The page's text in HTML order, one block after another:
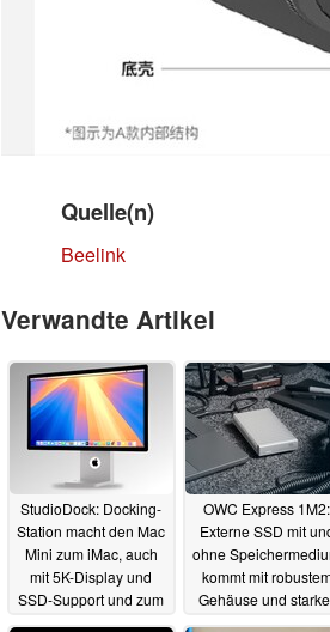
Quelle(n)
Beelink
Verwandte Artikel
StudioDock: Docking-
Station macht den Mac
Mini zum iMac, auch
mit 5K-Display und
SSD-Support und zum
OWC Express 1M2:
Externe SSD mit
ohne
kommt mit
Gehäuse und